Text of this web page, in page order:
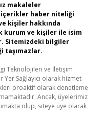
makaleler
içerikler haber niteliği
kişiler hakkında
kurum ve kişiler ile isim
Sitemizdeki bilgiler
taşımazlar.
Teknolojileri ve İletişim
Yer Sağlayıcı olarak hizmet
proaktif olarak denetleme
Ancak, üyelerimiz
olup, siteye üye olarak